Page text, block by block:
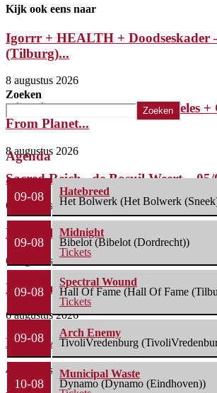
Kijk ook eens naar
Igorrr + HEALTH + Doodseskader
(Tilburg)...
8 augustus 2026
Riffsniffer Presents: Mephistofeles
From Planet...
8 augustus 2026
Sacred Reich– de Bosuil Weert –
6 augustus 2026
Misery Index – Elpee (Deinze,
6 augustus 2026
Phil Campbell’s Bastard Sons – De
6 augustus 2026
Life Of Agony + Second Function –
4 augustus 2026
Zoeken
Zoeken
Agenda
09-08
Hatebreed
Het Bolwerk (Het Bolwerk
09-08
Midnight
Bibelot (Bibelot (Dordrecht))
Tickets
09-08
Spectral Wound
Hall Of Fame (Hall Of Fame
Tickets
09-08
Arch Enemy
TivoliVredenburg
10-08
Municipal Waste
Dynamo (Dynamo (Eindhoven))